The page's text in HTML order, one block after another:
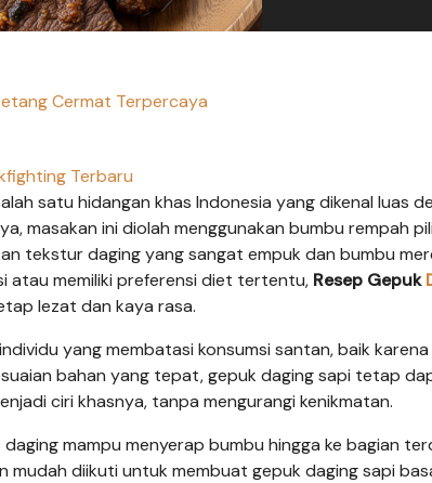
Cermat Terpercaya
Terbaru
satu hidangan khas Indonesia yang dikenal luas
masakan ini diolah menggunakan bumbu rempah
tekstur daging yang sangat empuk dan bumbu
atau memiliki preferensi diet tertentu, Resep Gepuk
lezat dan kaya rasa.
yang membatasi konsumsi santan, baik karena
bahan yang tepat, gepuk daging sapi tetap
ciri khasnya, tanpa mengurangi kenikmatan.
mampu menyerap bumbu hingga ke bagian
mudah diikuti untuk membuat gepuk daging sapi